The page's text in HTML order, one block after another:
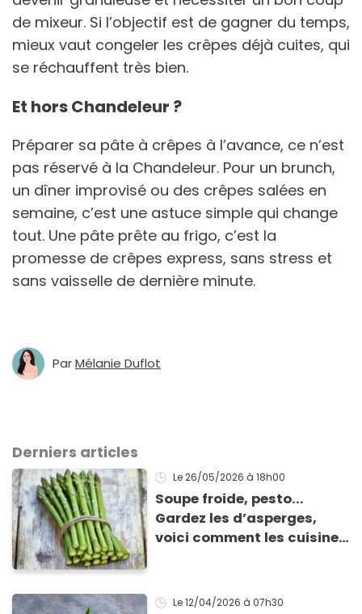
de mixeur. Si l’objectif est de gagner du temps,
mieux vaut congeler les crêpes déjà cuites, qui
se réchauffent très bien.
Et hors Chandeleur ?
Préparer sa pâte à crêpes à l’avance, ce n’est
pas réservé à la Chandeleur. Pour un brunch,
un dîner improvisé ou des crêpes salées en
semaine, c’est une astuce simple qui change
tout. Une pâte prête au frigo, c’est la
promesse de crêpes express, sans stress et
sans vaisselle de dernière minute.
ParMélanie Duflot
Derniers articles
Le 26/05/2026 à 18h00
Soupe froide, pesto...
Gardez les d’asperges,
voici comment les cuisiner
Le 12/04/2026 à 07h30